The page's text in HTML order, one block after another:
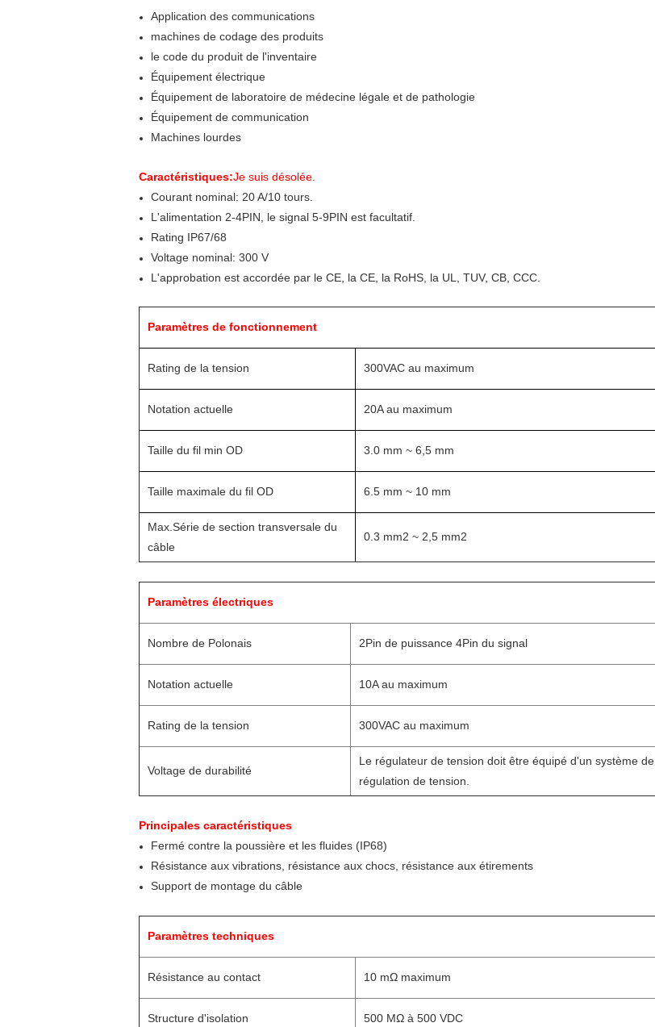
Application des communications
machines de codage des produits
le code du produit de l'inventaire
Équipement électrique
Équipement de laboratoire de médecine légale et de pathologie
Équipement de communication
Machines lourdes
Caractéristiques:Je suis désolée.
Courant nominal: 20 A/10 tours.
L'alimentation 2-4PIN, le signal 5-9PIN est facultatif.
Rating IP67/68
Voltage nominal: 300 V
L'approbation est accordée par le CE, la CE, la RoHS, la UL, TUV, CB, CCC.
Paramètres de fonctionnement
Rating de la tension 300VAC au maximum
Notation actuelle 20A au maximum
Taille du fil min OD 3.0 mm ~ 6,5 mm
Taille maximale du fil OD 6.5 mm ~ 10 mm
Max.Série de section transversale du
câble
0.3 mm2 ~ 2,5 mm2
Paramètres électriques
Nombre de Polonais 2Pin de puissance 4Pin du signal
Notation actuelle 10A au maximum
Rating de la tension 300VAC au maximum
Voltage de durabilité
Le régulateur de tension doit être équipé d'un système de
régulation de tension.
Principales caractéristiques
Fermé contre la poussière et les fluides (IP68)
Résistance aux vibrations, résistance aux chocs, résistance aux étirements
Support de montage du câble
Paramètres techniques
Résistance au contact 10 mΩ maximum
Structure d'isolation 500 MΩ à 500 VDC